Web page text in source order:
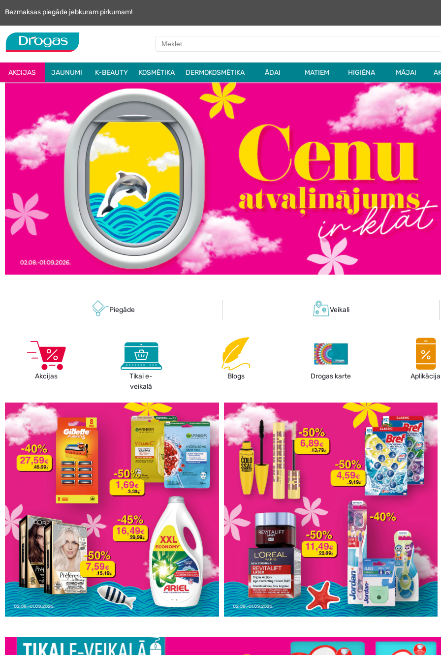
Bezmaksas piegāde jebkuram pirkumam!
AKCIJAS JAUNUMI K-BEAUTY KOSMĒTIKA DERMOKOSMĒTIKA ĀDAI MATIEM HIGIĒNA MĀJAI
Piegāde Veikali
Akcijas
Tikai e-
veikalā
Blogs Drogas karte Aplikācija